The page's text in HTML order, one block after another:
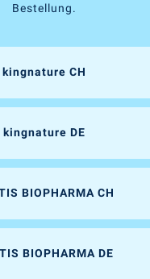
Bestellung.
kingnature CH
kingnature DE
BIOPHARMA CH
BIOPHARMA DE